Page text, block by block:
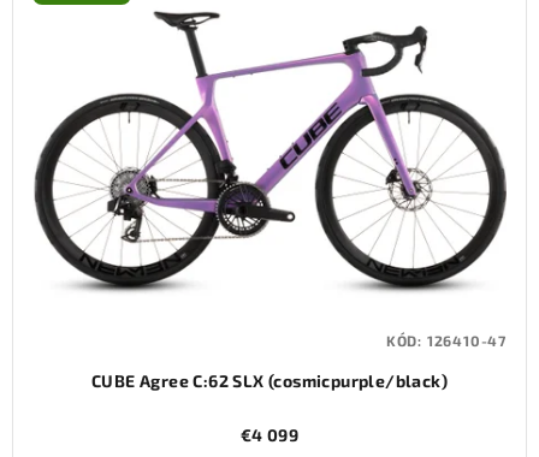
CUBE Agree C:62 SLX (cosmicpurple/black)
€4 099
KÓD: 126410-47